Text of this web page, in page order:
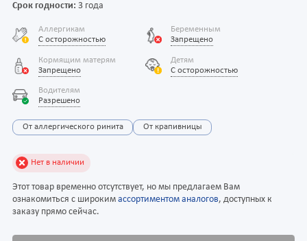
Срок годности: 3 года
Аллергикам
С осторожностью
Беременным
Запрещено
Кормящим матерям
Запрещено
Детям
С осторожностью
Водителям
Разрешено
От аллергического ринита От крапивницы
Нет в наличии
Этот товар временно отсутствует, но мы предлагаем Вам
ознакомиться с широким ассортиментом аналогов, доступных к
заказу прямо сейчас.